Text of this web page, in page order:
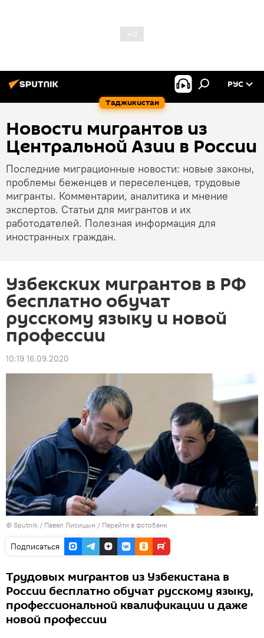
Таджикистан
РУС
Новости мигрантов из
Центральной Азии в России
Последние миграционные новости: новые законы,
проблемы беженцев и переселенцев, трудовые
мигранты. Комментарии, аналитика и мнение
экспертов. Статьи для мигрантов и их
работодателей. Полезная информация для
иностранных граждан.
Узбекских мигрантов в РФ
бесплатно обучат
русскому языку и новой
профессии
10:19 16.09.2020
© Sputnik / Павел Лисицын / Перейти в фотобанк
Подписаться
Трудовых мигрантов из Узбекистана в
России бесплатно обучат русскому языку,
профессиональной квалификации и даже
новой профессии